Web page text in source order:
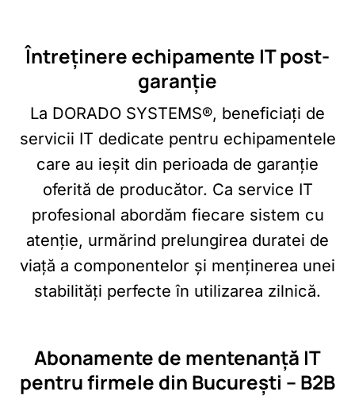
Întreținere echipamente IT post-
garanție
La DORADO SYSTEMS®, beneficiați de
servicii IT dedicate pentru echipamentele
care au ieșit din perioada de garanție
oferită de producător. Ca service IT
profesional abordăm fiecare sistem cu
atenție, urmărind prelungirea duratei de
viață a componentelor și menținerea unei
stabilități perfecte în utilizarea zilnică.
Abonamente de mentenanță IT
pentru firmele din București – B2B